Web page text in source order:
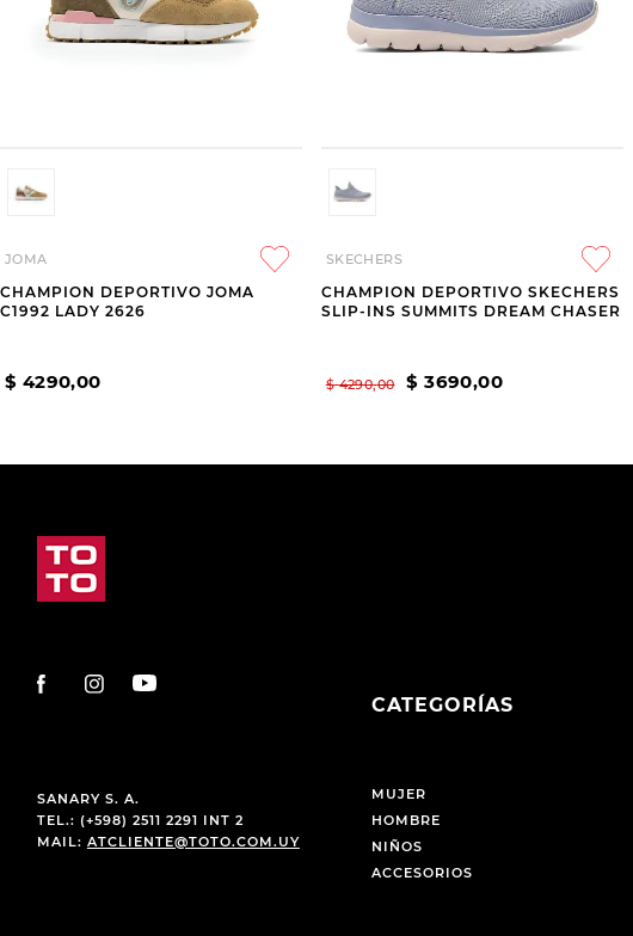
JOMA
CHAMPION DEPORTIVO JOMA
C1992 LADY 2626
$ 4290,00
SKECHERS
CHAMPION DEPORTIVO SKECHERS
SLIP-INS SUMMITS DREAM CHASER
$ 4290,00 $ 3690,00
SANARY S. A.
TEL.: (+598) 2511 2291 INT 2
MAIL: ATCLIENTE@TOTO.COM.UY
CATEGORÍAS
MUJER
HOMBRE
NIÑOS
ACCESORIOS